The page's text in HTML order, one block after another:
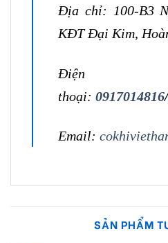
Địa chỉ: 100-B3
KĐT Đại Kim,
Điện
thoại: 0917014816/
Email:
SẢN PHẨM